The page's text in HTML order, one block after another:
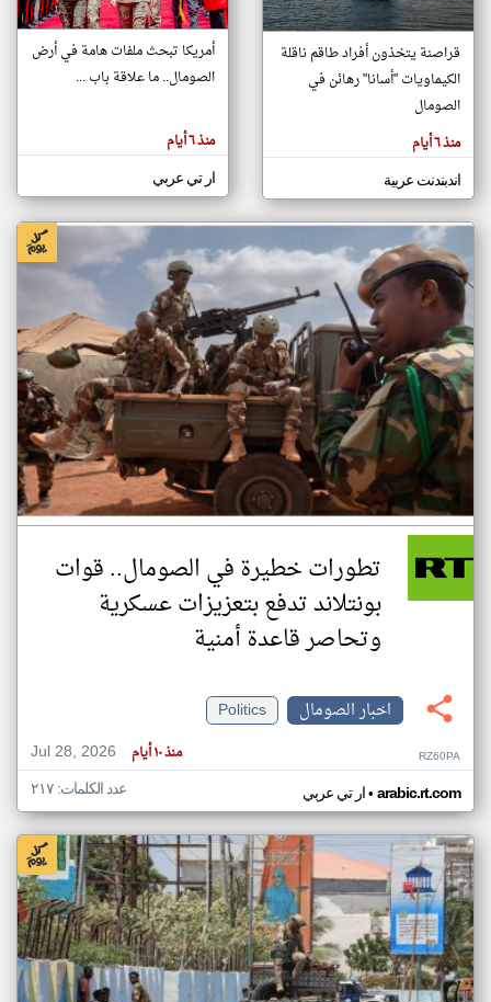
تغيير الدولة
اخبار الصومال على مدار الساعة
أهم اخبار الصومال العاجلة والمباشرة
المقالات
هنا عن
وجهة
كاتبيها.
قراصنة يتخذون أفراد طاقم ناقلة
الكيماويات "أسانا" رهائن في
الصومال
منذ ٦ أيام
اندبندنت عربية
أمريكا تبحث ملفات هامة في أرض
الصومال.. ما علاقة باب ...
منذ ٦ أيام
ار تي عربي
تطورات خطيرة في الصومال.. قوات
بونتلاند تدفع بتعزيزات عسكرية
وتحاصر قاعدة أمنية
اخبار الصومال
Politics
Jul 28, 2026
منذ ١٠ أيام RZ60PA
ار تي عربي• arabic.rt.com عدد الكلمات: ٢١٧
klyoum.com